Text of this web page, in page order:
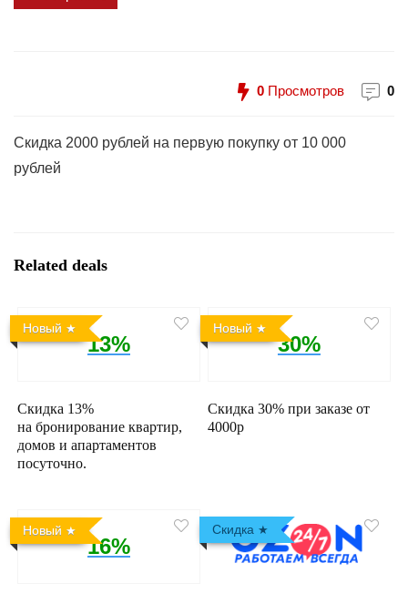
0 Просмотров 0
Скидка 2000 рублей на первую покупку от 10 000
рублей
Related deals
Новый
13%
Скидка 13%
на бронирование квартир,
домов и апартаментов
посуточно.
Новый
30%
Скидка 30% при заказе от
4000р
Новый
16%
Скидка